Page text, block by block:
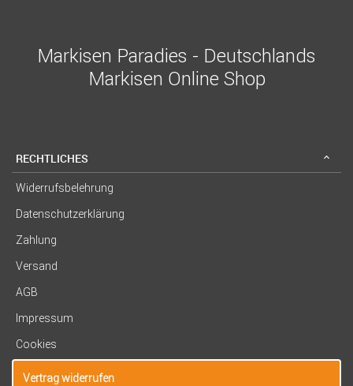
Markisen Paradies - Deutschlands
Markisen Online Shop
RECHTLICHES
Widerrufsbelehrung
Datenschutzerklärung
Zahlung
Versand
AGB
Impressum
Cookies
Vertrag widerrufen